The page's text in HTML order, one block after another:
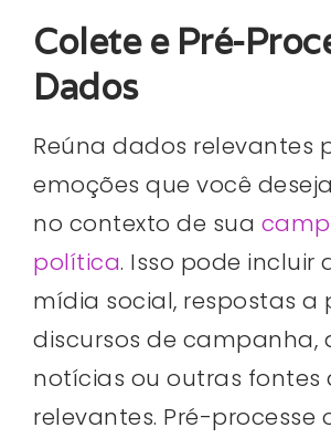
Colete e Pré-
Dados
Reúna dados relevantes
emoções que você
no contexto de sua
política. Isso pode incluir
mídia social, respostas a
discursos de campanha,
notícias ou outras fontes
relevantes. Pré-processe